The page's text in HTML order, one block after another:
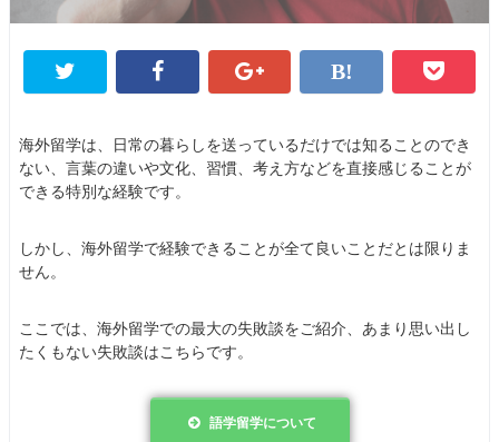
海外留学は、日常の暮らしを送っているだけでは知ることのでき
ない、言葉の違いや文化、習慣、考え方などを直接感じることが
できる特別な経験です。
しかし、海外留学で経験できることが全て良いことだとは限りま
せん。
ここでは、海外留学での最大の失敗談をご紹介、あまり思い出し
たくもない失敗談はこちらです。
語学留学について